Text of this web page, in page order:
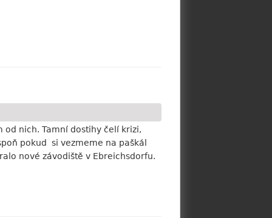
nich. Tamní dostihy čelí krizi,
pokud si vezmeme na paškál
nové závodiště v Ebreichsdorfu.